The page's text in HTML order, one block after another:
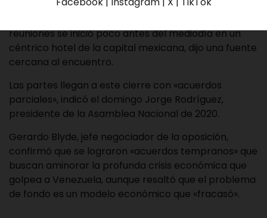
reuniones se inició poco antes del mediodía en un
céntrico hotel de la capital mexicana, dijo una fuente
cercana al encuentro.
Las partes llegan a este cierre con «acuerdos
parciales», indicó el domingo Jorge Rodríguez,
presidente de la Asamblea Nacional de 2020.
Gerardo Blyde, jefe negociador de la oposición,
confirmó que se lograron «acuerdos tempranos» que
buscan aminorar la profunda crisis económica que
golpea a Venezuela, aunque resaltó que el problema
de fondo es un modelo económico que «fracasó».